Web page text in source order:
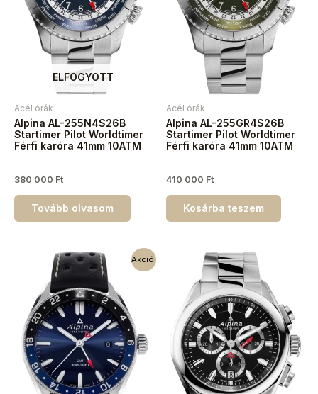
ELFOGYOTT
Acél órák
Alpina AL-255N4S26B
Startimer Pilot Worldtimer
Férfi karóra 41mm 10ATM
380 000 Ft
Tovább olvasom
Acél órák
Alpina AL-255GR4S26B
Startimer Pilot Worldtimer
Férfi karóra 41mm 10ATM
410 000 Ft
Kosárba teszem
Akció!